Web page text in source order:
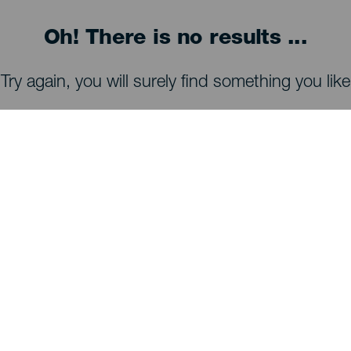
Oh! There is no results ...
Try again, you will surely find something you like